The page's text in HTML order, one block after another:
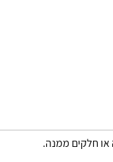
או חלקים ממנה.